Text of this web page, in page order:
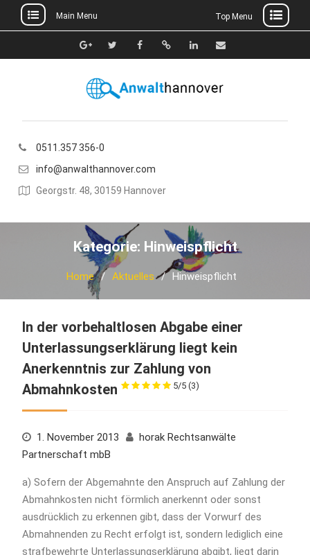
to
Main Menu Top Menu
Google+TwitterFacebook
Xing Linkedin
E-
0511.357 356-0
info@anwalthannover.com
Georgstr. 48, 30159 Hannover
Kategorie: Hinweispflicht
Home Aktuelles Hinweispflicht
In der vorbehaltlosen Abgabe einer
Unterlassungserklärung liegt kein
Anerkenntnis zur Zahlung von
Abmahnkosten
5/5 (3)
1. November 2013
horak Rechtsanwälte
Partnerschaft mbB
a) Sofern der Abgemahnte den Anspruch auf Zahlung der
Abmahnkosten nicht förmlich anerkennt oder sonst
ausdrücklich zu erkennen gibt, dass der Vorwurf des
Abmahnenden zu Recht erfolgt ist, sondern lediglich eine
strafbewehrte Unterlassungserklärung abgibt, liegt darin